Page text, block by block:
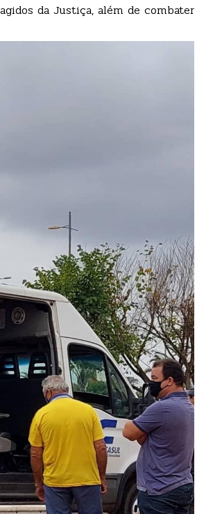
da Justiça, além de combater